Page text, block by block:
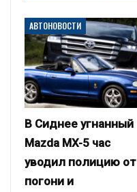
АВТОНОВОСТИ
В Сиднее угнанный
Mazda MX-5 час
уводил полицию от
погони и